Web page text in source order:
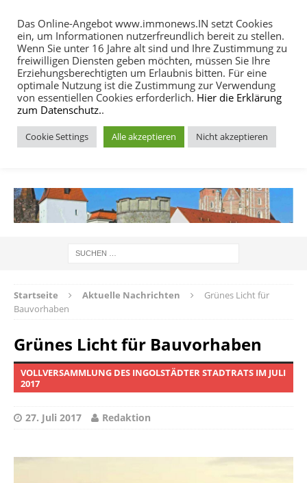
MENU
Startseite Aktuelle Nachrichten
Grünes Licht für
Bauvorhaben
Grünes Licht für Bauvorhaben
VOLLVERSAMMLUNG DES INGOLSTÄDTER STADTRATS IM JULI
2017
27. Juli 2017 Redaktion
Das Online-Angebot www.immonews.IN setzt Cookies
ein, um Informationen nutzerfreundlich bereit zu stellen.
Wenn Sie unter 16 Jahre alt sind und Ihre Zustimmung zu
freiwilligen Diensten geben möchten, müssen Sie Ihre
Erziehungsberechtigten um Erlaubnis bitten. Für eine
optimale Nutzung ist die Zustimmung zur Verwendung
von essentiellen Cookies erforderlich. Hier die Erklärung
zum Datenschutz..
Cookie Settings Alle akzeptieren Nicht akzeptieren